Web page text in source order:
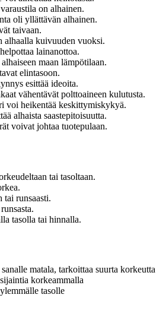
on alhainen.
oli yllättävän alhainen.
taivaan.
alhaalla kuivuuden vuoksi.
lainanottoa.
maan lämpötilaan.
elintasoon.
esittää ideoita.
vähentävät polttoaineen kulutusta.
voi heikentää keskittymiskykyä.
alhaista saastepitoisuutta.
voivat johtaa tuotepulaan.
tai tasoltaan.
tai runsaasti.
tasolla tai hinnalla.
matala, tarkoittaa suurta korkeutta
korkeammalla
tasolle